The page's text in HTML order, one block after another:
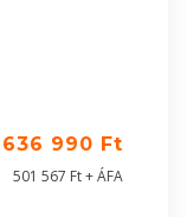
636 990 Ft
501 567 Ft + ÁFA